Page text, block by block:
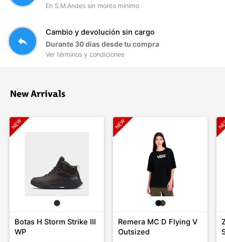
En S.M.Andes sin monto mínimo
reply
Cambio y devolución sin cargo
Durante 30 días desde tu compra
Ver términos y condiciones
New Arrivals
Botas H Storm Strike III
WP
Remera MC D Flying V
Outsized